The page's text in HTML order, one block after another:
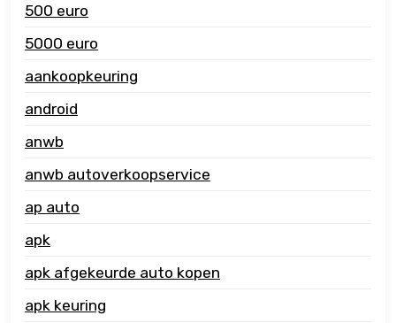
500 euro
5000 euro
aankoopkeuring
android
anwb
anwb autoverkoopservice
ap auto
apk
apk afgekeurde auto kopen
apk keuring